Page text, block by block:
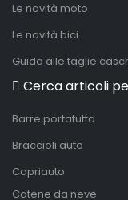
Le novità moto
Le novità bici
Guida alle taglie
Cerca articoli
Barre portatutto
Braccioli auto
Copriauto
Catene da neve